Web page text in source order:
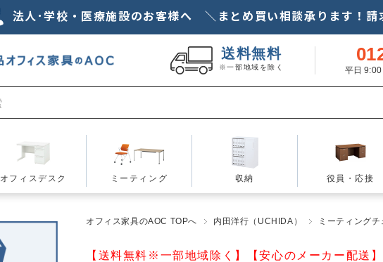
法人･学校・医療施設のお客様へ ＼まとめ買い相談承ります！請
送料無料
※一部地域を除く 平日 9:00
オフィスデスク ミーティング 収納 役員・応接
オフィス家具のAOC TOPへ 内田洋行（UCHIDA） ミーティングチ
【送料無料※一部地域除く】【安心のメーカー配送